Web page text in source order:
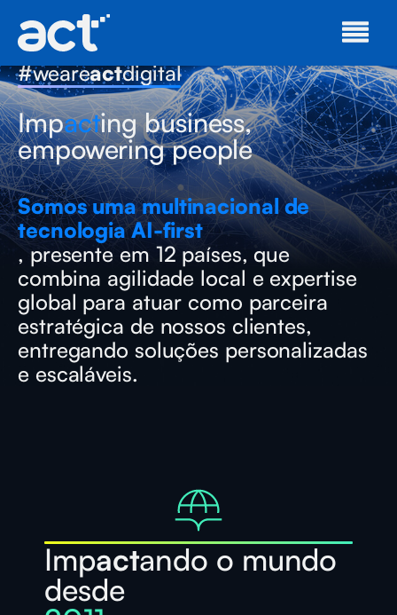
#weareactdigital
Impacting business,
empowering people
Somos uma multinacional de
tecnologia AI-first
, presente em 12 países, que
combina agilidade local e expertise
global para atuar como parceira
estratégica de nossos clientes,
entregando soluções personalizadas
e escaláveis.
Impactando o mundo
desde